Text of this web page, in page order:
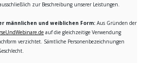
zur Beschreibung unserer Leistungen.
männlichen und weiblichen Form: Aus Gründen der
auf die gleichzeitige Verwendung
verzichtet. Sämtliche Personenbezeichnungen